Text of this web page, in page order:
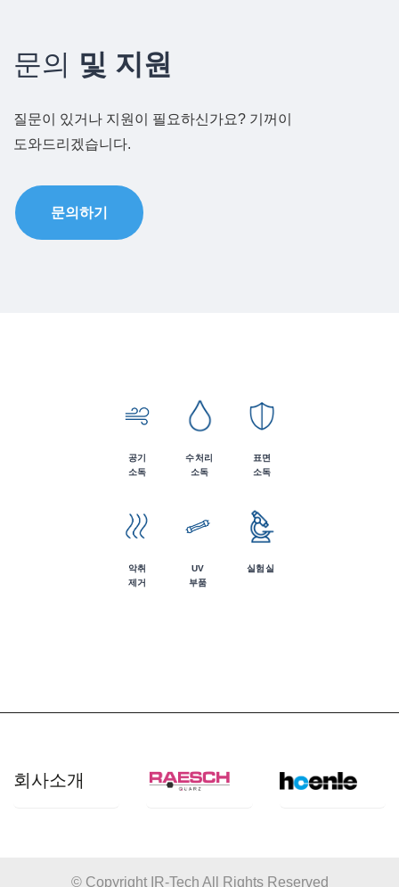
문의 및 지원
질문이 있거나 지원이 필요하신가요? 기꺼이
도와드리겠습니다.
문의하기
공기
소독
수처리
소독
표면
소독
악취
제거
UV
부품
실험실
회사소개
© Copyright IR-Tech All Rights Reserved